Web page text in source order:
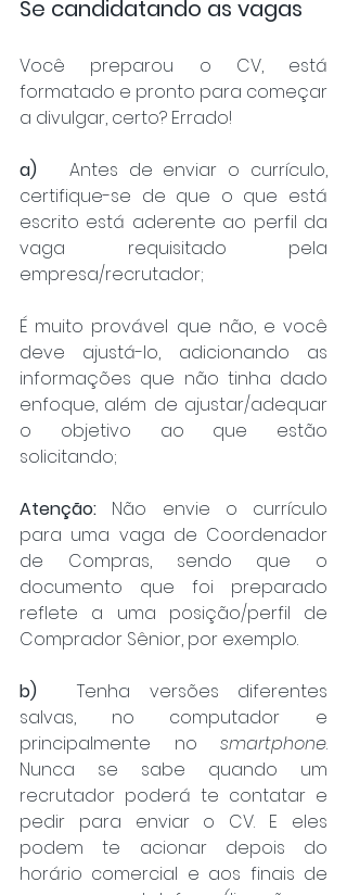
Se candidatando as vagas
Você preparou o CV, está
formatado e pronto para começar
a divulgar, certo? Errado!
a)
certifique-se de que o que está
escrito está aderente ao perfil da
vaga requisitado pela
empresa/recrutador;
É muito provável que não, e você
deve ajustá-lo, adicionando as
informações que não tinha dado
enfoque, além de ajustar/adequar
o objetivo ao que estão
solicitando;
Atenção: Não envie o currículo
para uma vaga de Coordenador
de Compras, sendo que o
documento que foi preparado
reflete a uma posição/perfil de
Comprador Sênior, por exemplo.
b)
	Tenha versões diferentes
salvas, no computador e
principalmente no smartphone.
Nunca se sabe quando um
recrutador poderá te contatar e
pedir para enviar o CV. E eles
podem te acionar depois do
horário comercial e aos finais de